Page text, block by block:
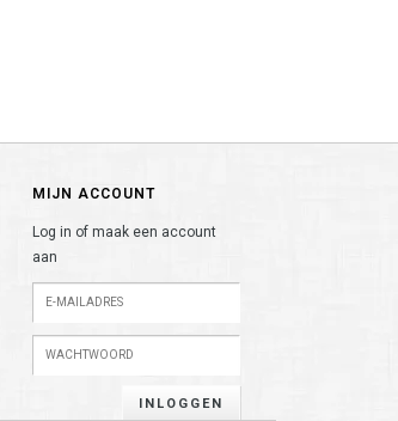
MIJN ACCOUNT
Log in of maak een account
aan
INLOGGEN